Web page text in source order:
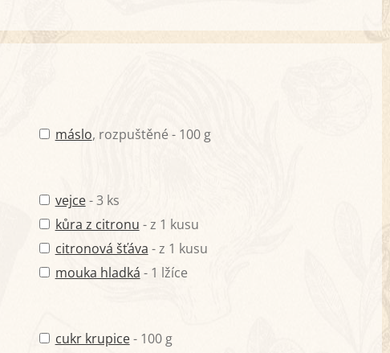
máslo, rozpuštěné - 100 g
vejce- 3 ks
kůra z citronu - z 1 kusu
citronová šťáva - z 1 kusu
mouka hladká - 1 lžíce
cukr krupice- 100 g